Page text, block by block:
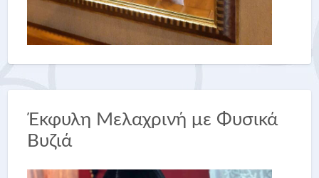
Έκφυλη Μελαχρινή με Φυσικά
Βυζιά